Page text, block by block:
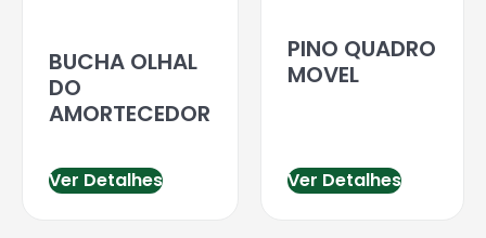
BUCHA OLHAL
DO
AMORTECEDOR
Ver Detalhes
PINO QUADRO
MOVEL
Ver Detalhes